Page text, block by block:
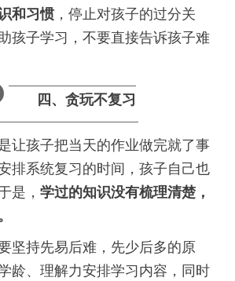
和习惯，停止对孩子的过分关
孩子学习，不要直接告诉孩子难
四、 贪玩不复习
孩子把当天的作业做完就了事
排系统复习的时间，孩子自己也
是， 学过的知识没有梳理清楚，
坚持先易后难，先少后多的原
龄、理解力安排学习内容，同时